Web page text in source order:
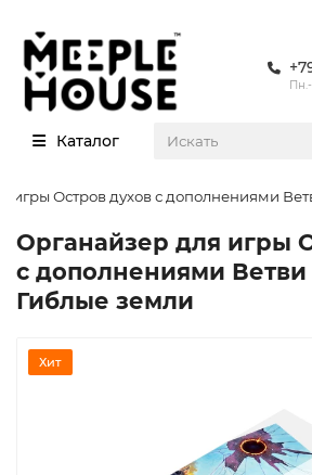
Каталог
игры Остров духов с дополнениями
Органайзер для игры
с дополнениями Ветви
Гиблые земли
Хит